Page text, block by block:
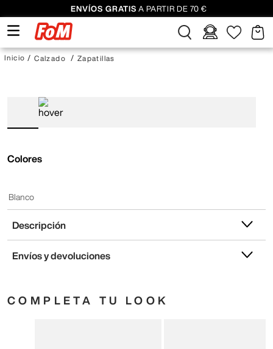
ENVÍOS GRATIS A PARTIR DE 70 €
Calzado Zapatillas
Colores
Blanco
Descripción
Envíos y devoluciones
COMPLETA TU LOOK